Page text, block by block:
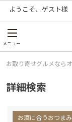
ようこそ、 ゲスト様
メニュー
お取り寄せグルメなら
詳細検索
お酒に合うおつまみ